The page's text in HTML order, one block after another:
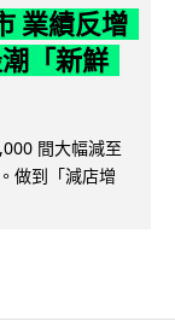
業績反增
「新鮮
間大幅減至
做到「減店增